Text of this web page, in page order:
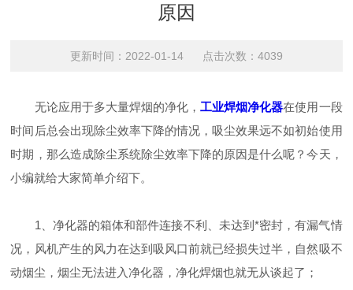
原因
更新时间：2022-01-14 点击次数：4039
无论应用于多大量焊烟的净化，工业焊烟净化器在使用一段
时间后总会出现除尘效率下降的情况，吸尘效果远不如初始使用
时期，那么造成除尘系统除尘效率下降的原因是什么呢？今天，
小编就给大家简单介绍下。
1、净化器的箱体和部件连接不利、未达到*密封，有漏气情
况，风机产生的风力在达到吸风口前就已经损失过半，自然吸不
动烟尘，烟尘无法进入净化器，净化焊烟也就无从谈起了；